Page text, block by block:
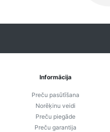
Informācija
Preču pasūtīšana
Norēķinu veidi
Preču piegāde
Preču garantija